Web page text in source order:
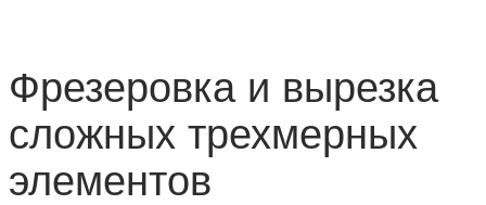
Фрезеровка и вырезка
сложных трехмерных
элементов